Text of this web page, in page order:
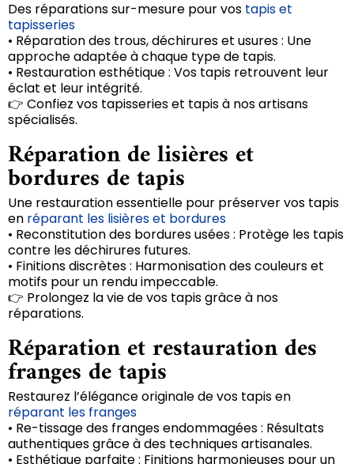
Des réparations sur-mesure pour vos tapis et
tapisseries
• Réparation des trous, déchirures et usures : Une
approche adaptée à chaque type de tapis.
• Restauration esthétique : Vos tapis retrouvent leur
éclat et leur intégrité.
👉 Confiez vos tapisseries et tapis à nos artisans
spécialisés.
Réparation de lisières et
bordures de tapis
Une restauration essentielle pour préserver vos tapis
en réparant les lisières et bordures
• Reconstitution des bordures usées : Protège les tapis
contre les déchirures futures.
• Finitions discrètes : Harmonisation des couleurs et
motifs pour un rendu impeccable.
👉 Prolongez la vie de vos tapis grâce à nos
réparations.
Réparation et restauration des
franges de tapis
Restaurez l’élégance originale de vos tapis en
réparant les franges
• Re-tissage des franges endommagées : Résultats
authentiques grâce à des techniques artisanales.
• Esthétique parfaite : Finitions harmonieuses pour un